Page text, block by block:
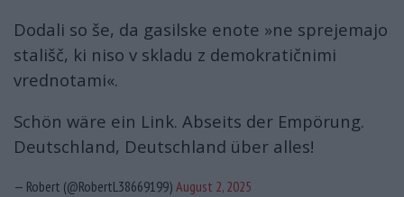
Dodali so še, da gasilske enote »ne sprejemajo
stališč, ki niso v skladu z demokratičnimi
vrednotami«.
Schön wäre ein Link. Abseits der Empörung.
Deutschland, Deutschland über alles!
— Robert (@RobertL38669199) August 2, 2025